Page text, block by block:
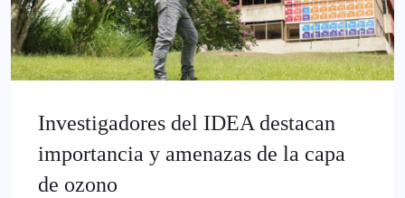
Investigadores del IDEA destacan
importancia y amenazas de la capa
de ozono